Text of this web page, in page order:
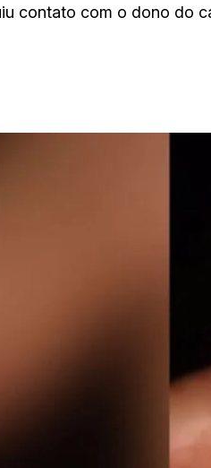
contato com o dono do